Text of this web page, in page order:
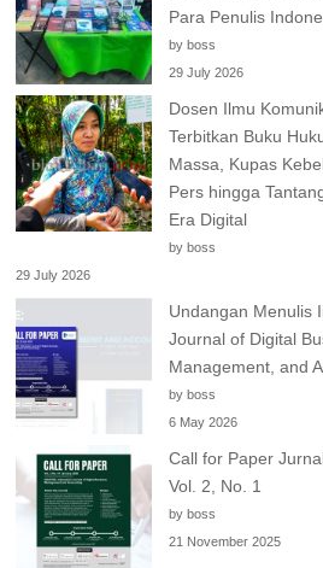
Para Penulis
by boss
29 July 2026
Dosen Ilmu
Terbitkan Buku
Massa, Kupas
Pers hingga
Era Digital
by boss
29 July 2026
Undangan Menulis
Journal of Digital
Management, and
by boss
6 May 2026
Call for Paper
Vol. 2, No. 1
by boss
21 November 2025